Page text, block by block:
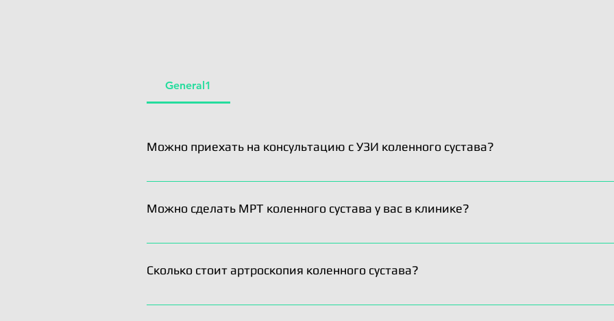
General1
Можно приехать на консультацию с УЗИ коленного сустава?
Нет. УЗИ –малоинформативный метод. УЗИ не используется для диагностики коленного
на диске.
Можно сделать МРТ коленного сустава у вас в клинике?
Качественный снимок – залог результативной консультации. Мы можем рекомендовать
Сколько стоит артроскопия коленного сустава?
Артроскопия коленного сустава в нашей клинике стоит в среднем от 90.000 рублей.